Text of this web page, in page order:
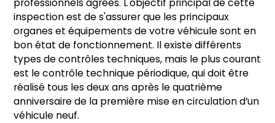
inspection est de s'assurer que les principaux
organes et équipements de votre véhicule sont en
bon état de fonctionnement. Il existe différents
types de contrôles techniques, mais le plus courant
est le contrôle technique périodique, qui doit être
réalisé tous les deux ans après le quatrième
anniversaire de la première mise en circulation d’un
véhicule neuf.